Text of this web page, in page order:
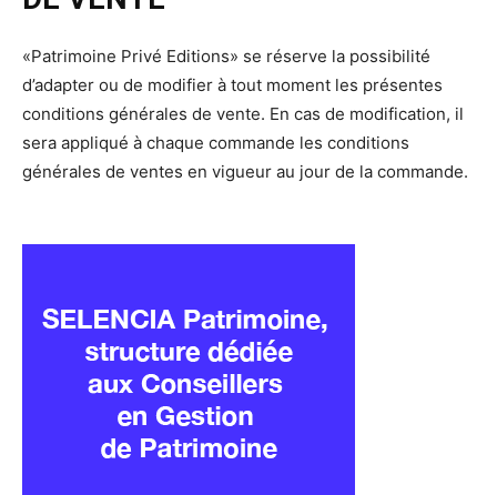
«Patrimoine Privé Editions» se réserve la possibilité
d’adapter ou de modifier à tout moment les présentes
conditions générales de vente. En cas de modification, il
sera appliqué à chaque commande les conditions
générales de ventes en vigueur au jour de la commande.